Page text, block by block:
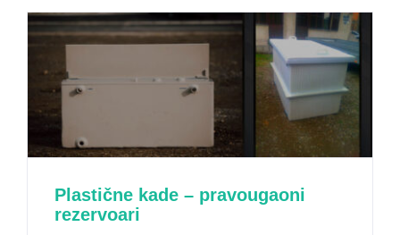
Plastične kade – pravougaoni
rezervoari